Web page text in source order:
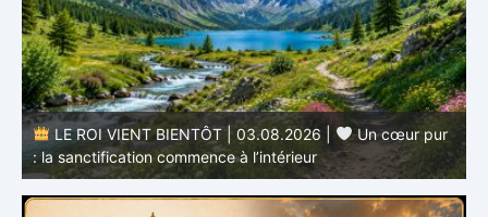
LE ROI VIENT BIENTÔT | 02.08.2026 |
Devenir
semblable au Christ : Une transformation de l’intérieur